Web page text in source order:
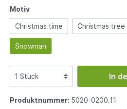
Motiv
Christmas time Christmas tree
Snowman
In
Produktnummer: 5020-0200.11